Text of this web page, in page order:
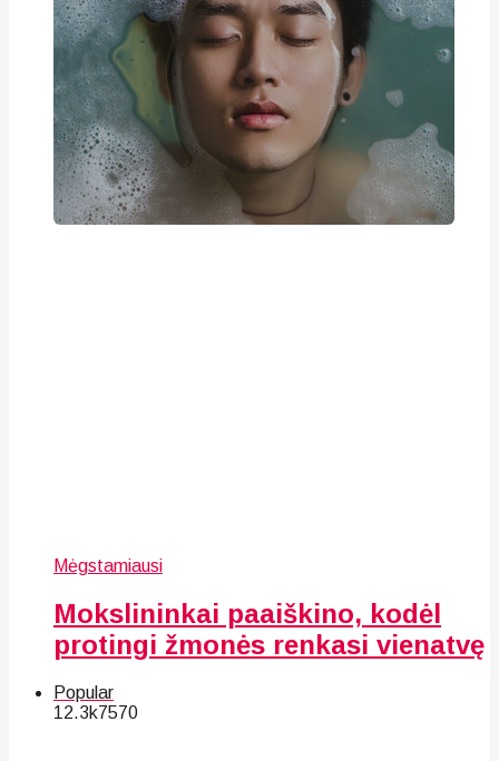
Mėgstamiausi
Mokslininkai paaiškino, kodėl
protingi žmonės renkasi vienatvę
Popular
12.3k7570